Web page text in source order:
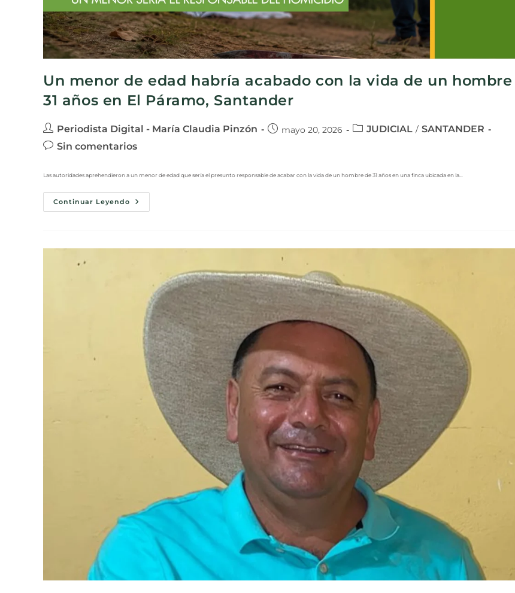
Un menor de edad habría acabado con la vida de un hombre
31 años en El Páramo, Santander
Periodista Digital - María Claudia Pinzón mayo 20, 2026 JUDICIAL / SANTANDER
Sin comentarios
Las autoridades aprehendieron a un menor de edad que sería el presunto responsable de acabar con la vida de un hombre de 31 años en una finca ubicada en la…
Continuar Leyendo